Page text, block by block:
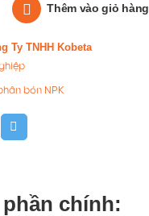
Thêm vào giỏ hàng
Ty TNHH Kobeta
bón NPK
phần chính: